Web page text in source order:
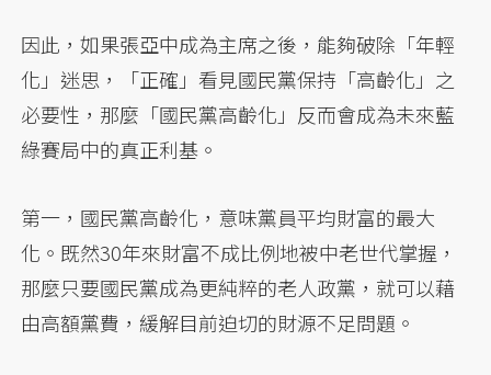
因此，如果張亞中成為主席之後，能夠破除「年輕
化」迷思，「正確」看見國民黨保持「高齡化」之
必要性，那麼「國民黨高齡化」反而會成為未來藍
綠賽局中的真正利基。
第一，國民黨高齡化，意味黨員平均財富的最大
化。既然30年來財富不成比例地被中老世代掌握，
那麼只要國民黨成為更純粹的老人政黨，就可以藉
由高額黨費，緩解目前迫切的財源不足問題。